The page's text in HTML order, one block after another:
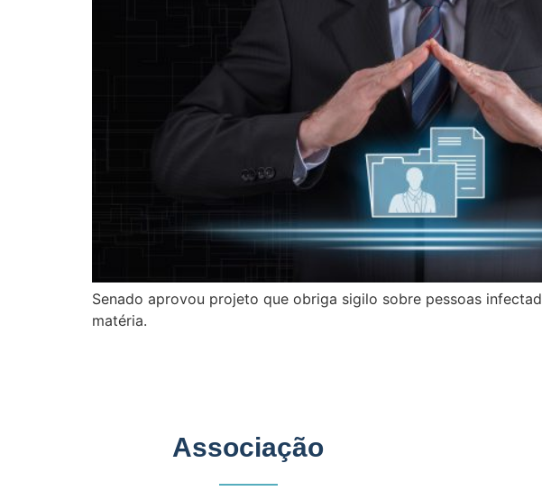
Senado aprovou projeto que obriga sigilo sobre pessoas
matéria.
Associação